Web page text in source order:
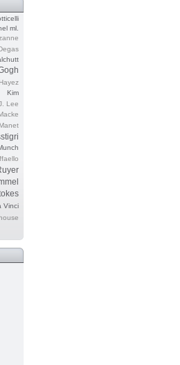
ml.
Hayez
Kim
Lee
Manet
Vinci